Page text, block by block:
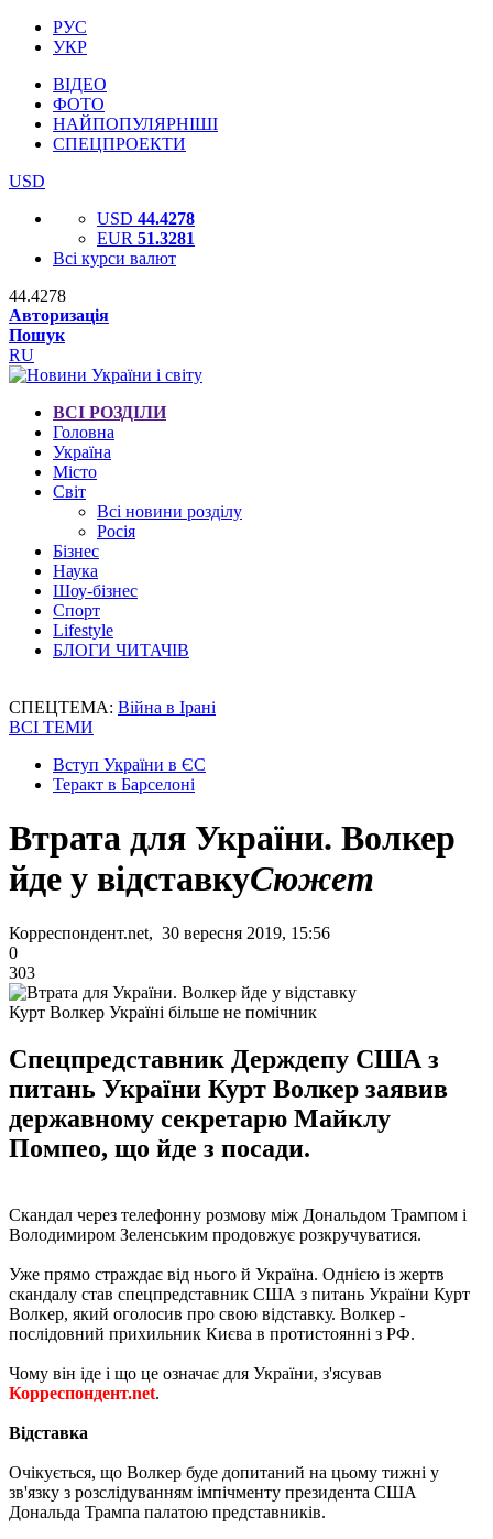
РУС
УКР
ВІДЕО
ФОТО
НАЙПОПУЛЯРНІШІ
СПЕЦПРОЕКТИ
USD
USD 44.4278
EUR 51.3281
Всі курси валют
44.4278
Авторизація
Пошук
RU
ВСІ РОЗДІЛИ
Головна
Україна
Місто
Світ
Всі новини розділу
Росія
Бізнес
Наука
Шоу-бізнес
Спорт
Lifestyle
БЛОГИ ЧИТАЧІВ
СПЕЦТЕМА: Війна в Ірані
ВСІ ТЕМИ
Вступ України в ЄС
Теракт в Барселоні
Втрата для України. Волкер
йде у відставкуСюжет
Корреспондент.net, 30 вересня 2019, 15:56
0
303
Курт Волкер Україні більше не помічник
Спецпредставник Держдепу США з
питань України Курт Волкер заявив
державному секретарю Майклу
Помпео, що йде з посади.
Скандал через телефонну розмову між Дональдом Трампом і
Володимиром Зеленським продовжує розкручуватися.
Уже прямо страждає від нього й Україна. Однією із жертв
скандалу став спецпредставник США з питань України Курт
Волкер, який оголосив про свою відставку. Волкер -
послідовний прихильник Києва в протистоянні з РФ.
Чому він іде і що це означає для України, з'ясував
Корреспондент.net.
Відставка
Очікується, що Волкер буде допитаний на цьому тижні у
зв'язку з розслідуванням імпічменту президента США
Дональда Трампа палатою представників.